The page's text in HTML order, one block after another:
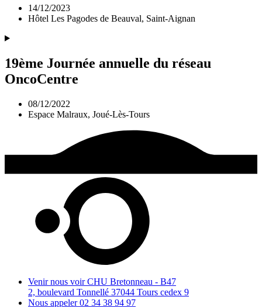
14/12/2023
Hôtel Les Pagodes de Beauval, Saint-Aignan
19ème Journée annuelle du réseau
OncoCentre
08/12/2022
Espace Malraux, Joué-Lès-Tours
Venir nous voir CHU Bretonneau - B47
2, boulevard Tonnellé 37044 Tours cedex 9
Nous appeler 02 34 38 94 97